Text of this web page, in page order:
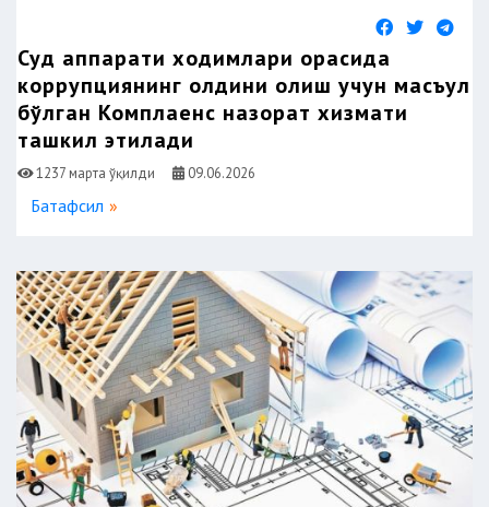
Суд аппарати ходимлари орасида
коррупциянинг олдини олиш учун масъул
бўлган Комплаенс назорат хизмати
ташкил этилади
1237 марта ўқилди 09.06.2026
Батафсил